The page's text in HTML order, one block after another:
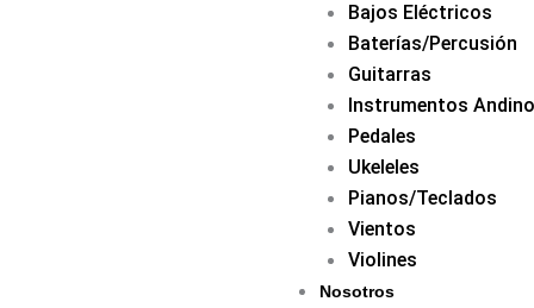
Bajos Eléctricos
Baterías/Percusión
Guitarras
Instrumentos
Pedales
Ukeleles
Pianos/Teclados
Vientos
Violines
Nosotros